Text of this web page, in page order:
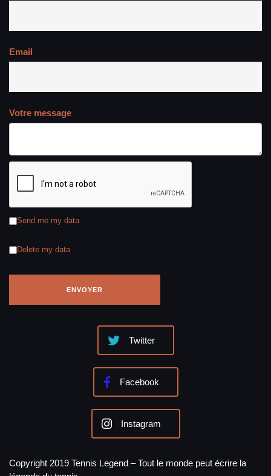
Email
Votre message
Send me my data
Delete my data
Twitter
Facebook
Instagram
Copyright 2019 Tennis Legend – Tout le monde peut écrire la